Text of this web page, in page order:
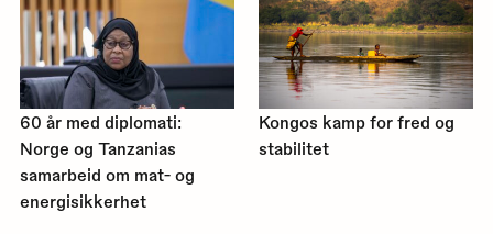
60 år med diplomati:
Norge og Tanzanias
samarbeid om mat- og
energisikkerhet
Kongos kamp for fred og
stabilitet